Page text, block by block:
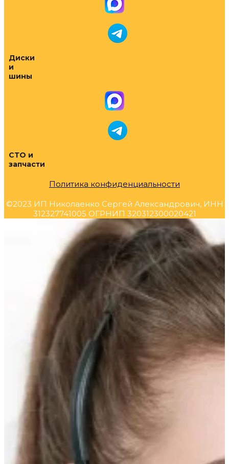
Диски
и
шины
СТО и
запчасти
Политика конфиденциальности
©2023 ИП Николаенко Сергей Александрович, ИНН
312327741005 ОГРНИП 320312300020421